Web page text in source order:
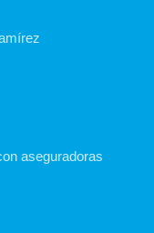
i
aseguradoras